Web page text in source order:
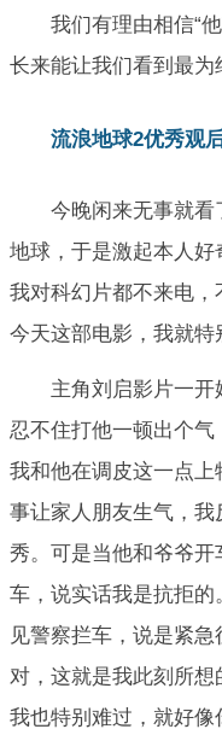
我们有理由相信“
长来能让我们看到最为
流浪地球2优秀观
今晚闲来无事就看
地球，于是激起本人
我对科幻片都不来电
今天这部电影，我就特
主角刘启影片一
忍不住打他一顿出个气
我和他在调皮这一点
事让家人朋友生气，
秀。可是当他和爷爷
车，说实话我是抗拒
见警察拦车，说是紧
对，这就是我此刻所想
我也特别难过，就好